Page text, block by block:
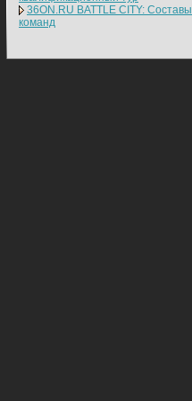
36ON.RU BATTLE CITY: Составы
команд